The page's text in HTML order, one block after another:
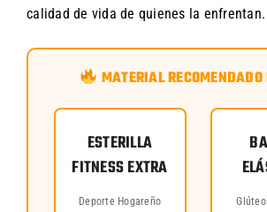
calidad de vida de quienes la enfrentan.
MATERIAL
ESTERILLA
FITNESS EXTRA
Deporte Hogareño